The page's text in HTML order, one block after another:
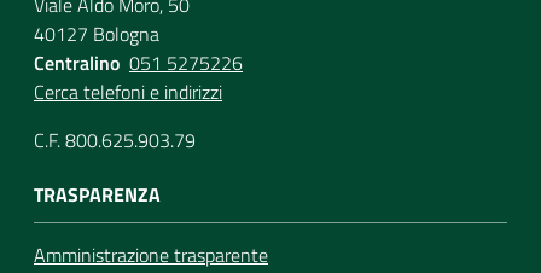
40127 Bologna
Centralino 051 5275226
Cerca telefoni e indirizzi
C.F. 800.625.903.79
TRASPARENZA
Amministrazione trasparente